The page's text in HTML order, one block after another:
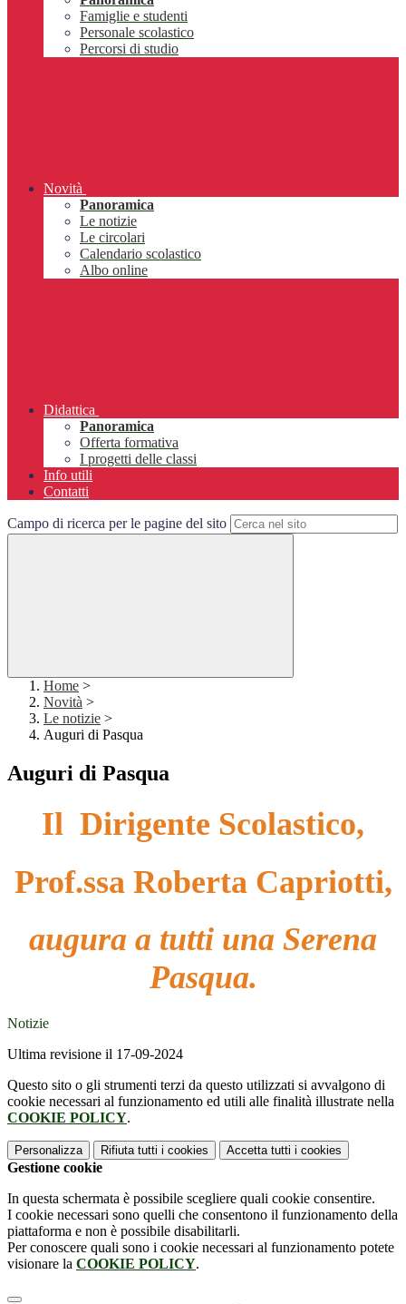
Famiglie e studenti
Personale scolastico
Percorsi di studio
Novità
Panoramica
Le notizie
Le circolari
Calendario scolastico
Albo online
Didattica
Panoramica
Offerta formativa
I progetti delle classi
Info utili
Contatti
Campo di ricerca per le pagine del sito
Home >
Novità >
Le notizie >
Auguri di Pasqua
Auguri di Pasqua
Il Dirigente Scolastico,
Prof.ssa Roberta Capriotti,
augura a tutti una Serena
Pasqua.
Notizie
Ultima revisione il 17-09-2024
Questo sito o gli strumenti terzi da questo utilizzati si avvalgono di
cookie necessari al funzionamento ed utili alle finalità illustrate nella
COOKIE POLICY.
Personalizza Rifiuta tutti i cookies Accetta tutti i cookies
Gestione cookie
In questa schermata è possibile scegliere quali cookie consentire.
I cookie necessari sono quelli che consentono il funzionamento della
piattaforma e non è possibile disabilitarli.
Per conoscere quali sono i cookie necessari al funzionamento potete
visionare la COOKIE POLICY.